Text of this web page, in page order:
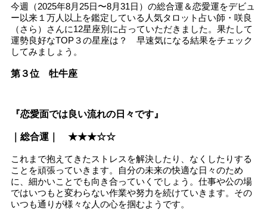
今週（2025年8月25日〜8月31日）の総合運＆恋愛運をデビュ
ー以来１万人以上を鑑定している人気タロット占い師・咲良
（さら）さんに12星座別に占っていただきました。果たして
運勢良好なTOP３の星座は？ 早速気になる結果をチェック
してみましょう。
第３位 牡牛座
『恋愛面では良い流れの日々です』
｜総合運｜ ★★★☆☆
これまで抱えてきたストレスを解決したり、なくしたりする
ことを頑張っていきます。自分の未来の快適な日々のため
に、細かいことでも向き合っていくでしょう。仕事や公の場
ではいつもと変わらない作業や努力を続けていきます。その
いつも通りが様々な人の心を掴むようです。